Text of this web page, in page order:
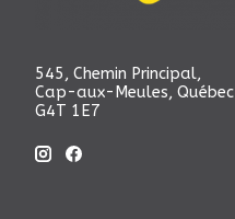
545, Chemin Principal,
Cap-aux-Meules, Québec
G4T 1E7